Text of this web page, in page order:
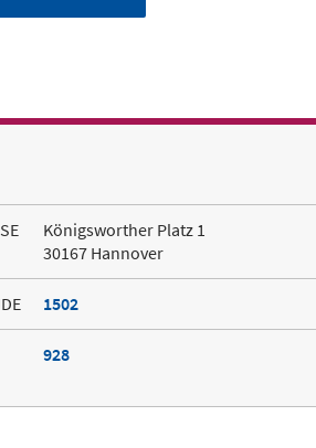
Königsworther Platz 1
30167 Hannover
1502
928